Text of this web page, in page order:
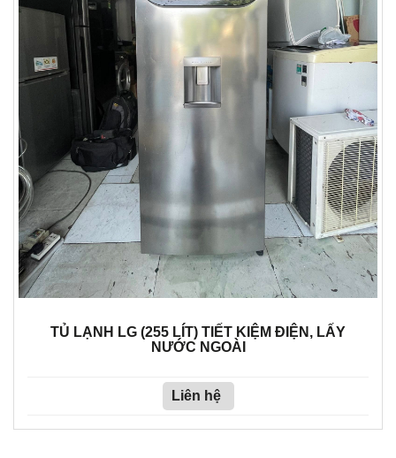
TỦ LẠNH LG (255 LÍT) TIẾT KIỆM ĐIỆN, LẤY
NƯỚC NGOÀI
Liên hệ